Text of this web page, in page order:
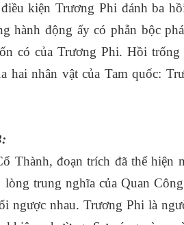
kiện Trương Phi đánh ba
hành động ấy có phẫn bộc
có của Trương Phi. Hồi
hai nhân vật của Tam quốc:
Thành, đoạn trích đã thể hiện
lòng trung nghĩa của Quan
ngược nhau. Trương Phi là